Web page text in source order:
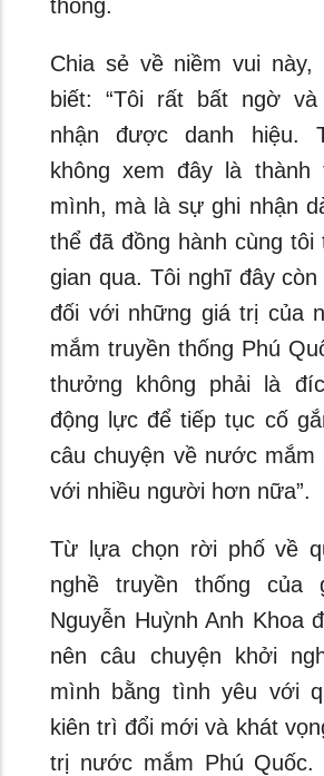
thống.
Chia sẻ về niềm vui này,
biết: “Tôi rất bất ngờ
nhận được danh hiệu.
không xem đây là thành
mình, mà là sự ghi nhận
thể đã đồng hành cùng tôi
gian qua. Tôi nghĩ đây
đối với những giá trị của
mắm truyền thống Phú
thưởng không phải là
động lực để tiếp tục cố
câu chuyện về nước mắm
với nhiều người hơn nữa”.
Từ lựa chọn rời phố về
nghề truyền thống của
Nguyễn Huỳnh Anh Khoa
nên câu chuyện khởi
mình bằng tình yêu với
kiên trì đổi mới và khát
trị nước mắm Phú Quốc.